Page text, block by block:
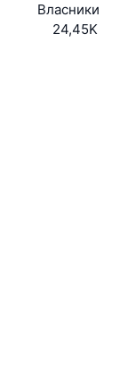
Власники
24,45K